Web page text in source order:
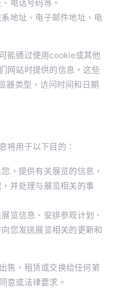
參展
电话号码等。
地址、电子邮件地址、电
能通过使用cookie或其他
网站时提供的信息。这些
器类型、访问时间和日期
将用于以下目的：
，提供有关展览的信息，
并处理与展览相关的事
览信息、安排参观计划、
您发送展览相关的更新和
售、租赁或交换给任何第
意或法律要求。